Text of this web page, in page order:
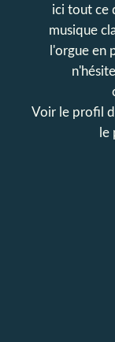
ici tout ce
musique
l'orgue en
Voir le profil
le